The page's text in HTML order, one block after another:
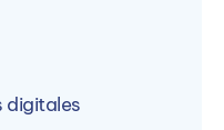
digitales